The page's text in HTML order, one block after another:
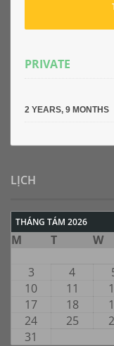
PRIVATE
2 YEARS, 9 MONTHS
LỊCH
THÁNG TÁM 2026
M T W
3
4
10
11
17
18
24
25
31